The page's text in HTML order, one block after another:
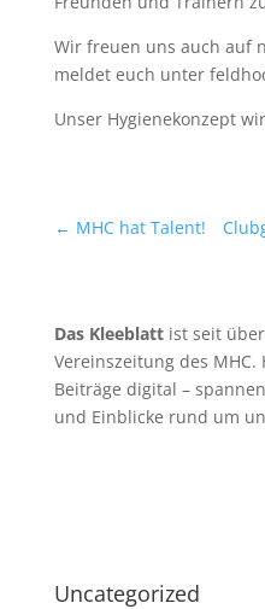
Wir freuen uns auch auf
meldet euch unter
Unser Hygienekonzept
← MHC hat Talent!
Das Kleeblattist seit über
Vereinszeitung des
Beiträge digital –
und Einblicke rund um
Uncategorized